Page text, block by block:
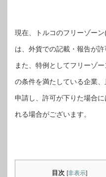
現在、トルコのフリーゾー
は、外貨での記載・報告が許
また、特例としてフリーゾ
の条件を満たしている企業
申請し、許可が下りた場合
れる場合がございます。
目次 [非表示]